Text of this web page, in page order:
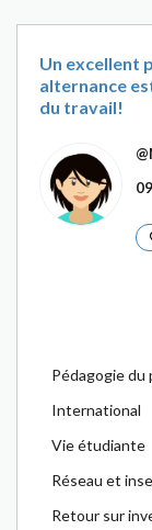
Un excellent
alternance
du travail!
Pédagogie du
International
Vie étudiante
Réseau et
Retour sur